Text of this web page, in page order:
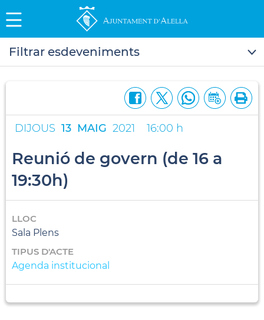
Filtrar esdeveniments
DIJOUS 13 MAIG 2021 16:00 h
Reunió de govern (de 16 a
19:30h)
LLOC
Sala Plens
TIPUS D'ACTE
Agenda institucional